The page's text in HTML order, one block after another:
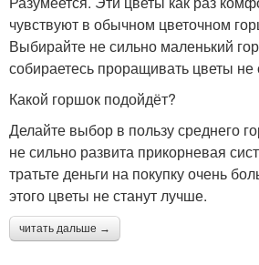
чувствуют в обычном цветочном
Выбирайте не сильно маленький
собираетесь проращивать цветы
Какой горшок подойдёт?
Делайте выбор в пользу среднего
не сильно развита прикорневая
тратьте деньги на покупку очень
этого цветы не станут лучше.
читать дальше →